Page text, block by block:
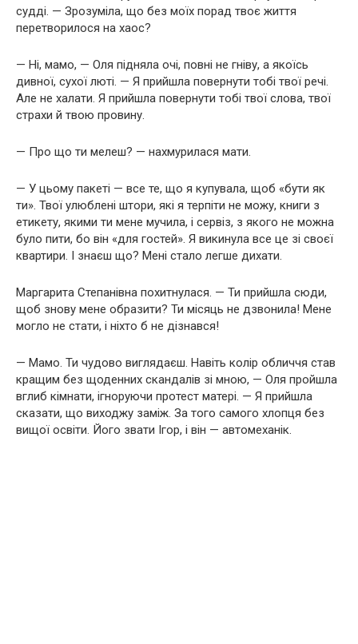
судді. — Зрозуміла, що без моїх порад твоє життя
перетворилося на хаос?
— Ні, мамо, — Оля підняла очі, повні не гніву, а якоїсь
дивної, сухої люті. — Я прийшла повернути тобі твої речі.
Але не халати. Я прийшла повернути тобі твої слова, твої
страхи й твою провину.
— Про що ти мелеш? — нахмурилася мати.
— У цьому пакеті — все те, що я купувала, щоб «бути як
ти». Твої улюблені штори, які я терпіти не можу, книги з
етикету, якими ти мене мучила, і сервіз, з якого не можна
було пити, бо він «для гостей». Я викинула все це зі своєї
квартири. І знаєш що? Мені стало легше дихати.
Маргарита Степанівна похитнулася. — Ти прийшла сюди,
щоб знову мене образити? Ти місяць не дзвонила! Мене
могло не стати, і ніхто б не дізнався!
— Мамо. Ти чудово виглядаєш. Навіть колір обличчя став
кращим без щоденних скандалів зі мною, — Оля пройшла
вглиб кімнати, ігноруючи протест матері. — Я прийшла
сказати, що виходжу заміж. За того самого хлопця без
вищої освіти. Його звати Ігор, і він — автомеханік.